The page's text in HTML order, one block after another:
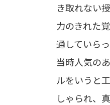
き取れない
力のきれた
通していら
当時人気の
ルをいうと
しゃられ、